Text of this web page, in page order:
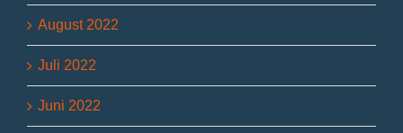
August 2022
Juli 2022
Juni 2022